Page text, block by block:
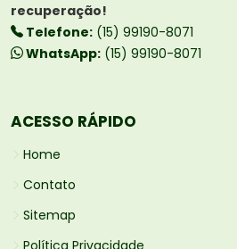
recuperação!
Telefone: (15) 99190-8071
WhatsApp: (15) 99190-8071
ACESSO RÁPIDO
Home
Contato
Sitemap
Política Privacidade